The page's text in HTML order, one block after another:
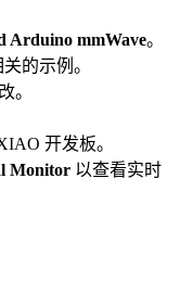
Arduino mmWave。
的示例。
。
开发板。
Monitor 以查看实时